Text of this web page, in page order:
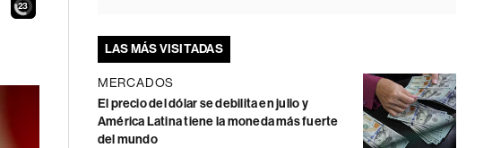
21
LAS MÁS VISITADAS
MERCADOS
El precio del dólar se debilita en julio y
América Latina tiene la moneda más fuerte
del mundo